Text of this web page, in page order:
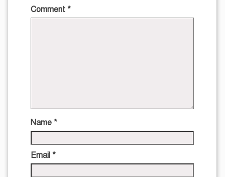
Comment *
Name *
Email *